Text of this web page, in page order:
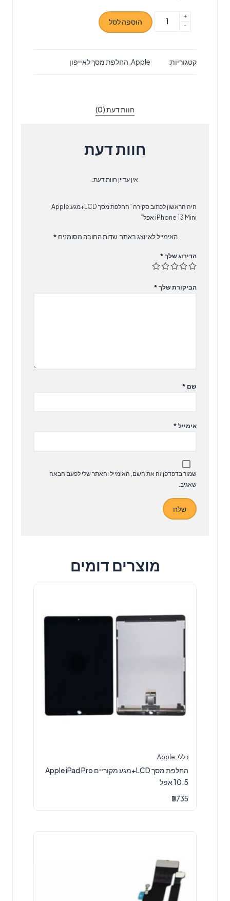
כמות
LCD+מגע
-
+
הוספה לסל
קטגוריות: Apple החלפת מסך לאייפון
חוות דעת (0)
חוות דעת
אין עדיין חוות דעת.
היה הראשון לכתוב סקירה “החלפת מסך LCD+מגע Apple
iPhone 13 Mini אפל”
האימייל לא יוצג באתר. שדות החובה מסומנים *
הדירוג שלך *
הביקורת שלך *
שם *
אימייל *
שמור בדפדפן זה את השם, האימייל והאתר שלי לפעם הבאה
שאגיב.
מוצרים דומים
כללי Apple
החלפת מסך LCD+מגע מקוריים Apple iPad Pro
10.5 אפל
₪735